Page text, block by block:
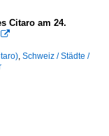
Citaro am 24.

, Schweiz / Städte /